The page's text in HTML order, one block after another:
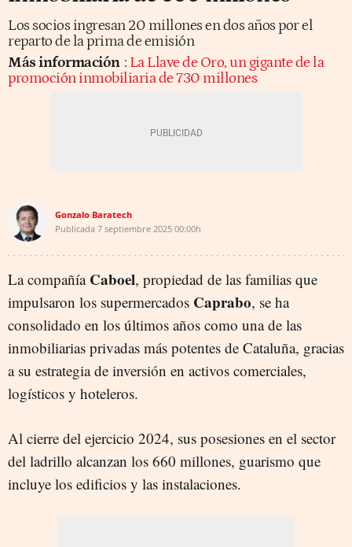
Los socios ingresan 20 millones en dos años por el
reparto de la prima de emisión
Más información : La Llave de Oro, un gigante de la
promoción inmobiliaria de 730 millones
Gonzalo Baratech
Publicada 7 septiembre 2025 00:00h
La compañía Caboel, propiedad de las familias que
impulsaron los supermercados Caprabo, se ha
consolidado en los últimos años como una de las
inmobiliarias privadas más potentes de Cataluña, gracias
a su estrategia de inversión en activos comerciales,
logísticos y hoteleros.
Al cierre del ejercicio 2024, sus posesiones en el sector
del ladrillo alcanzan los 660 millones, guarismo que
incluye los edificios y las instalaciones.